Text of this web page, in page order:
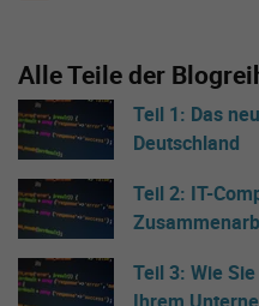
Alle Teile der
Teil 1: Das
Deutschland
Teil 2: IT-
Teil 3: Wie